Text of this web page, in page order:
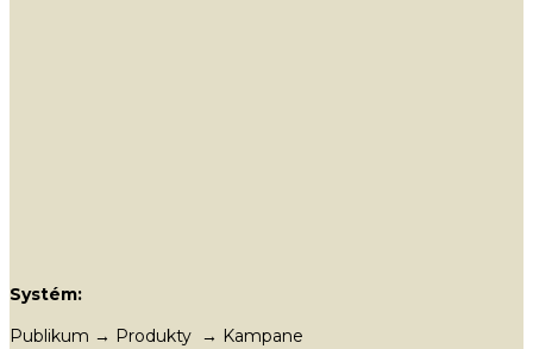
Systém:
Publikum → Produkty → Kampane